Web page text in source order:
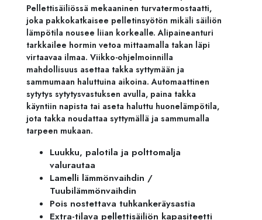
Pellettisäiliössä mekaaninen turvatermostaatti,
joka pakkokatkaisee pelletinsyötön mikäli säiliön
lämpötila nousee liian korkealle. Alipaineanturi
tarkkailee hormin vetoa mittaamalla takan läpi
virtaavaa ilmaa. Viikko-ohjelmoinnilla
mahdollisuus asettaa takka syttymään ja
sammumaan haluttuina aikoina. Automaattinen
sytytys sytytysvastuksen avulla, paina takka
käyntiin napista tai aseta haluttu huonelämpötila,
jota takka noudattaa syttymällä ja sammumalla
tarpeen mukaan.
Luukku, palotila ja polttomalja
valurautaa
Lamelli lämmönvaihdin /
Tuubilämmönvaihdin
Pois nostettava tuhkankeräysastia
Extra-tilava pellettisäiliön kapasiteetti